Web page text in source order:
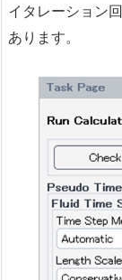
イタレーション
あります。